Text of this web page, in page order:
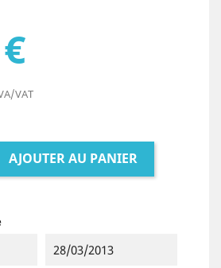
VAT
AJOUTER AU PANIER
28/03/2013